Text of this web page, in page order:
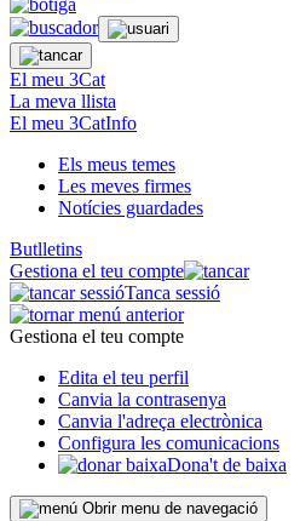
El meu 3Cat
La meva llista
El meu 3CatInfo
Els meus temes
Les meves firmes
Notícies guardades
Butlletins
Gestiona el teu compte
Tanca sessió
Gestiona el teu compte
Edita el teu perfil
Canvia la contrasenya
Canvia l'adreça electrònica
Configura les comunicacions
Dona't de baixa
Obrir menu de navegació